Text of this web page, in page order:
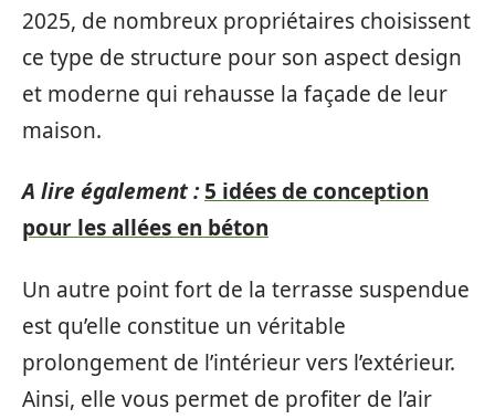
2025, de nombreux propriétaires choisissent
ce type de structure pour son aspect design
et moderne qui rehausse la façade de leur
maison.
A lire également : 5 idées de conception
pour les allées en béton
Un autre point fort de la terrasse suspendue
est qu’elle constitue un véritable
prolongement de l’intérieur vers l’extérieur.
Ainsi, elle vous permet de profiter de l’air